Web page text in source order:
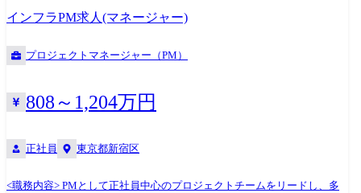
インフラPM求人(マネージャー)
プロジェクトマネージャー（PM）
808～1,204万円
正社員 東京都新宿区
<職務内容> PMとして正社員中心のプロジェクトチームをリードし、多